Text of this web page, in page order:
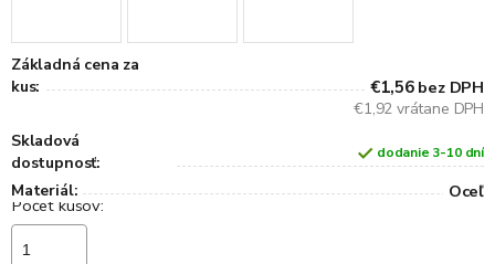
Základná cena za
kus:
€1,56 bez DPH
€1,92 vrátane DPH
Skladová
dostupnosť:
dodanie 3-10 dní
Materiál: Oceľ